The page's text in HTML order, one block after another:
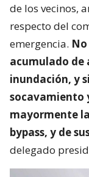
de los vecinos,
respecto del
emergencia.
acumulado de
inundación, y
socavamiento
mayormente
bypass, y de
delegado